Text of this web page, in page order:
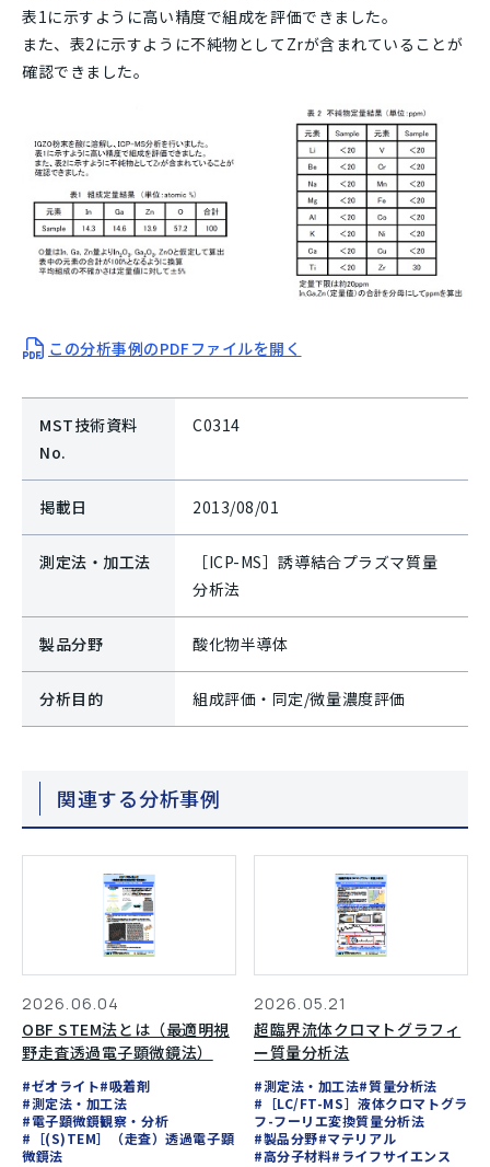
表1に示すように高い精度で組成を評価できました。
また、表2に示すように不純物としてZrが含まれていることが
確認できました。
この分析事例のPDFファイルを開く
MST技術資料
No.
C0314
掲載日 2013/08/01
測定法・加工法
［ICP-MS］誘導結合プラズマ質量
分析法
製品分野 酸化物半導体
分析目的 組成評価・同定/微量濃度評価
関連する分析事例
2026.06.04
OBF STEM法とは（最適明視
野走査透過電子顕微鏡法）
#ゼオライト#吸着剤
#測定法・加工法
#電子顕微鏡観察・分析
#［(S)TEM］（走査）透過電子顕
微鏡法
2026.05.21
超臨界流体クロマトグラフィ
ー質量分析法
#測定法・加工法#質量分析法
#［LC/FT-MS］液体クロマトグラ
フ-フーリエ変換質量分析法
#製品分野#マテリアル
#高分子材料#ライフサイエンス